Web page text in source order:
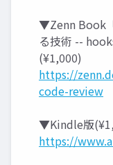
▼Zenn Book
る技術 --
(¥1,000)
https://
code-review
▼Kindle版
https://